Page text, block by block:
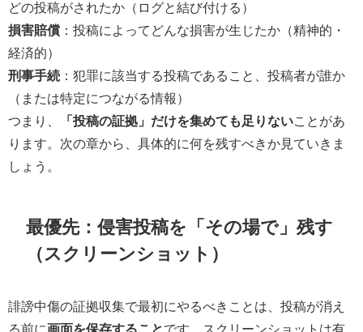
どの投稿がされたか（ログと結び付ける）
損害賠償 ：投稿によってどんな損害が生じたか（精神的・
経済的）
刑事手続 ：犯罪に該当する投稿であること、投稿者が誰か
（または特定につながる情報）
つまり、
「投稿の証拠」だけを集めても足りないことがあ
ります。次の章から、具体的に何を残すべきか見ていきま
しょう。
最優先：侵害投稿を「その場で」残す
（スクリーンショット）
誹謗中傷の証拠収集で最初にやるべきことは、投稿が消え
る前に画面を保存することです。スクリーンショットは有